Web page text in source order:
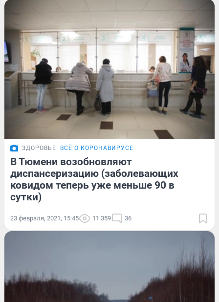
ЗДОРОВЬЕ ВСЁ О КОРОНАВИРУСЕ
В Тюмени возобновляют
диспансеризацию (заболевающих
ковидом теперь уже меньше 90 в
сутки)
23 февраля, 2021, 15:45 11 359 36